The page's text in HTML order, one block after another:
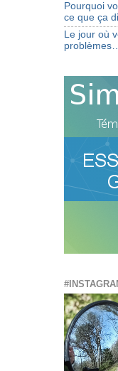
Pourquoi
ce que ça
Le jour où